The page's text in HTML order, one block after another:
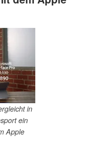
in
ein
Apple